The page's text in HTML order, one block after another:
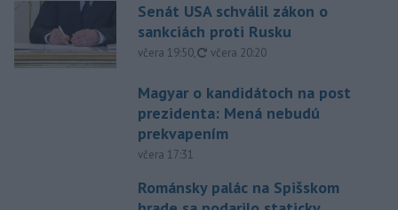
Senát USA schválil zákon o
sankciách proti Rusku
včera 19:50, aktualizované
včera 20:20
Magyar o kandidátoch na post
prezidenta: Mená nebudú
prekvapením
včera 17:31
Románsky palác na Spišskom